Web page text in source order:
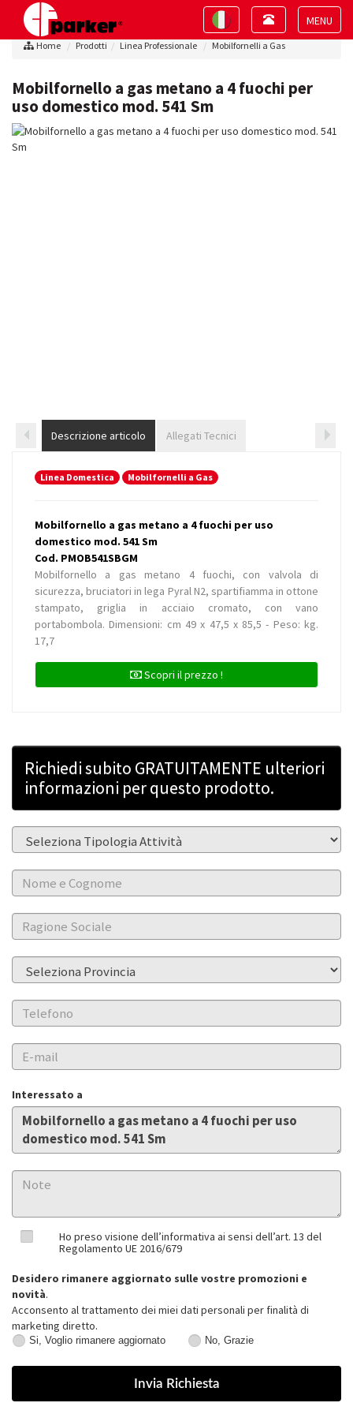
Toggle
Toggle
navigation
Toggle
navigation
Home Prodotti Linea Professionale Mobilfornelli a Gas
Mobilfornello a gas metano a 4 fuochi per
uso domestico mod. 541 Sm
Descrizione articolo Allegati Tecnici
Linea Domestica Mobilfornelli a Gas
Mobilfornello a gas metano a 4 fuochi per uso
domestico mod. 541 Sm
Cod. PMOB541SBGM
Mobilfornello a gas metano 4 fuochi, con valvola di
sicurezza, bruciatori in lega Pyral N2, spartifiamma in ottone
stampato, griglia in acciaio cromato, con vano
portabombola. Dimensioni: cm 49 x 47,5 x 85,5 - Peso: kg.
17,7
Scopri il prezzo !
Richiedi subito GRATUITAMENTE ulteriori
informazioni per questo prodotto.
Interessato a
Ho preso visione dell’informativa ai sensi dell’art. 13 del
Regolamento UE 2016/679
Desidero rimanere aggiornato sulle vostre promozioni e
novità.
Acconsento al trattamento dei miei dati personali per finalità di
marketing diretto.
Voglio
Si, Voglio rimanere aggiornato
Grazie
No, Grazie